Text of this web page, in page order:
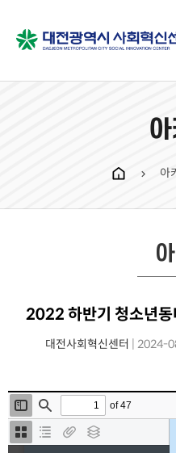
chevron_right 아
2022 하반기 청소년
대전사회혁신센터 |2024-
본문